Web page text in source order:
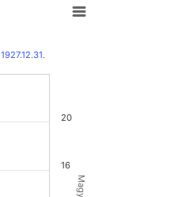
1927.12.31.
16
20